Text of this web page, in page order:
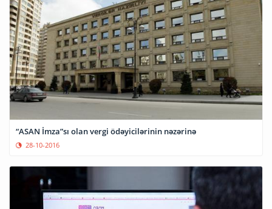
“ASAN İmza”sı olan vergi ödəyicilərinin nəzərinə
28-10-2016